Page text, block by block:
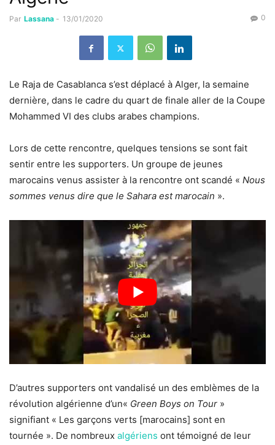
Par Lassana - 13/01/2020 0
Le Raja de Casablanca s’est déplacé à Alger, la semaine
dernière, dans le cadre du quart de finale aller de la Coupe
Mohammed VI des clubs arabes champions.
Lors de cette rencontre, quelques tensions se sont fait
sentir entre les supporters. Un groupe de jeunes
marocains venus assister à la rencontre ont scandé « Nous
sommes venus dire que le Sahara est marocain ».
D’autres supporters ont vandalisé un des emblèmes de la
révolution algérienne d’un« Green Boys on Tour »
signifiant « Les garçons verts [marocains] sont en
tournée ». De nombreux algériens ont témoigné de leur